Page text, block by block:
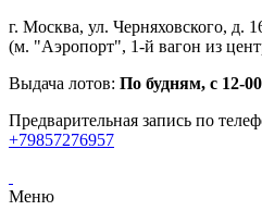
г. Москва, ул. Черняховского, д.
(м. "Аэропорт", 1-й вагон из
Выдача лотов: По будням, с 12-
Предварительная запись по
+79857276957
Меню